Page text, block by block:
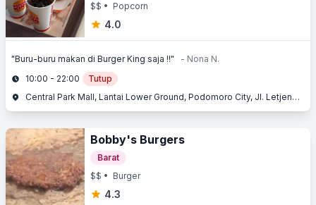
$$ • Popcorn
4.0
"Buru-buru makan di Burger King saja !!"
- Nona N.
10:00 - 22:00
Tutup
Central Park Mall, Lantai Lower Ground, Podomoro City, Jl. Letjend. S. Parman Kav. 28, Slipi, Jakarta Barat, Jakarta
Bobby's Burgers
Barat
$$ • Burger
4.3